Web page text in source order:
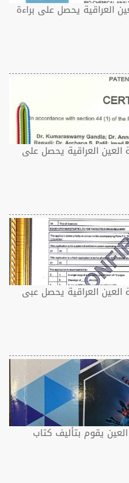
العراقية يحصل على براءة
العراقية يحصل على
العراقية يحصل عبى
يقوم بتأليف كتاب